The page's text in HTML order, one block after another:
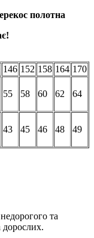
полотна
146 152 158 164 170
55 58 60 62 64
43 45 46 48 49
та
дорослих.